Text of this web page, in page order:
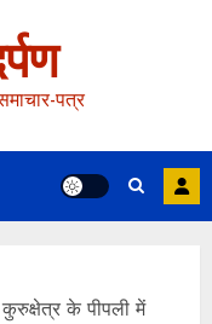
पत्र
कुरुक्षेत्र के पीपली में